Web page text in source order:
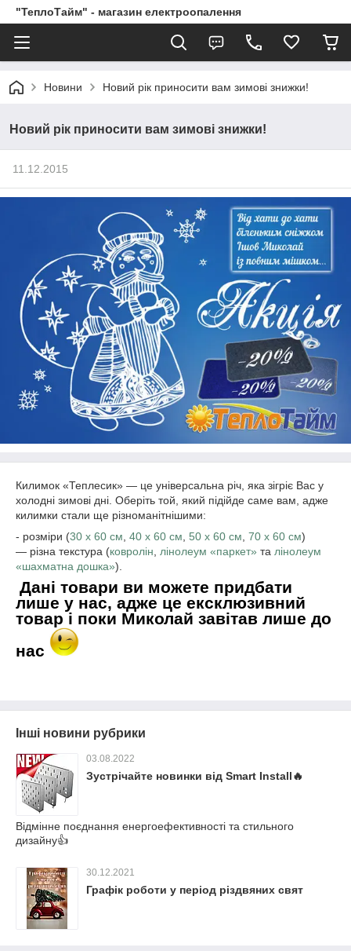
"ТеплоТайм" - магазин електроопалення
Новини Новий рік приносити вам зимові знижки!
Новий рік приносити вам зимові знижки!
11.12.2015
Килимок «Теплесик» ― це універсальна річ, яка зігріє Вас у
холодні зимові дні. Оберіть той, який підійде саме вам, адже
килимки стали ще різноманітнішими:
- розміри (30 х 60 см 40 х 60 см 50 х 60 см 70 х 60 см)
― різна текстура (ковролін лінолеум «паркет» та лінолеум
«шахматна дошка»).
Дані товари ви можете придбати
лише у нас, адже це ексклюзивний
товар і поки Миколай завітав лише до
нас
Інші новини рубрики
03.08.2022
Зустрічайте новинки від Smart Install🔥
Відмінне поєднання енергоефективності та стильного
дизайну👍
30.12.2021
Графік роботи у період різдвяних свят